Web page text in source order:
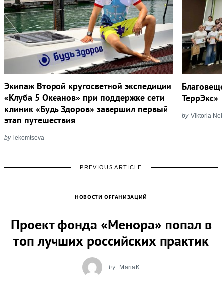
Экипаж Второй кругосветной экспедиции
«Клуба 5 Океанов» при поддержке сети
клиник «Будь Здоров» завершил первый
этап путешествия
by lekomtseva
ТеррЭкс»
by Viktoria
PREVIOUS ARTICLE
НОВОСТИ ОРГАНИЗАЦИЙ
Проект фонда «Менора» попал в
топ лучших российских практик
by MariaK